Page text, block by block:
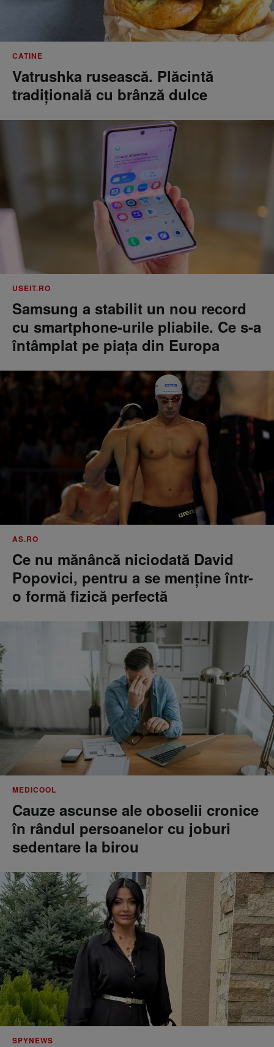
CATINE
Vatrushka rusească. Plăcintă
tradițională cu brânză dulce
USEIT.RO
Samsung a stabilit un nou record
cu smartphone-urile pliabile. Ce s-a
întâmplat pe piața din Europa
AS.RO
Ce nu mănâncă niciodată David
Popovici, pentru a se menţine într-
o formă fizică perfectă
MEDICOOL
Cauze ascunse ale oboselii cronice
în rândul persoanelor cu joburi
sedentare la birou
SPYNEWS